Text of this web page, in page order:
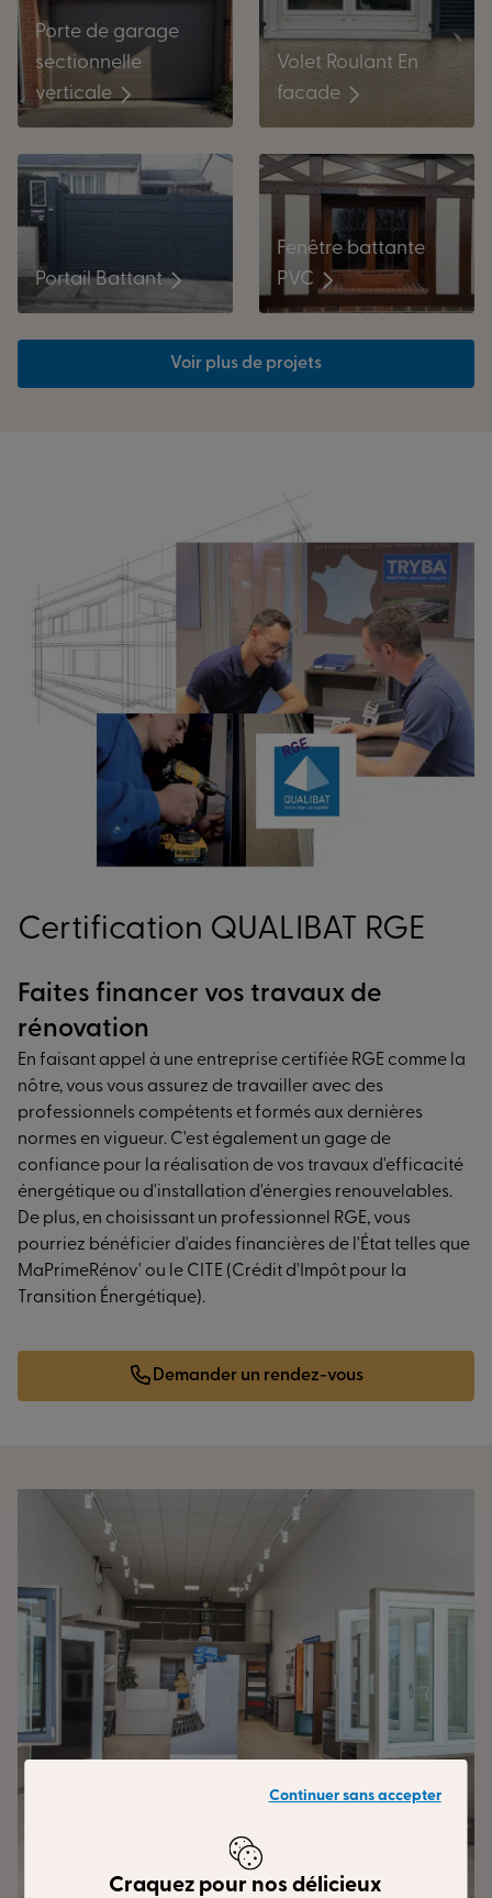
Porte de garage
sectionnelle
verticale
Volet Roulant En
facade
Portail Battant
Fenêtre battante
PVC
Voir plus de projets
Certification QUALIBAT RGE
Faites financer vos travaux de
rénovation
En faisant appel à une entreprise certifiée RGE comme la
nôtre, vous vous assurez de travailler avec des
professionnels compétents et formés aux dernières
normes en vigueur. C'est également un gage de
confiance pour la réalisation de vos travaux d'efficacité
énergétique ou d'installation d'énergies renouvelables.
De plus, en choisissant un professionnel RGE, vous
pourriez bénéficier d'aides financières de l'État telles que
MaPrimeRénov' ou le CITE (Crédit d'Impôt pour la
Transition Énergétique).
Demander un rendez-vous
Continuer sans accepter
Craquez pour nos délicieux